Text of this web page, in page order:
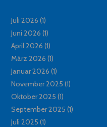
Juli 2026 (1)
Juni 2026 (1)
April 2026 (1)
März 2026 (1)
Januar 2026 (1)
November 2025 (1)
Oktober 2025 (1)
September 2025 (1)
Juli 2025 (1)